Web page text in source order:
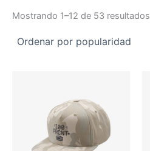
Mostrando 1–12 de 53 resultados